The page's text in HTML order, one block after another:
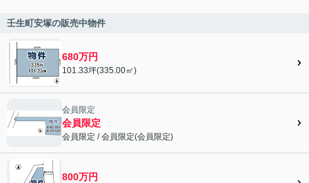
壬生町安塚の販売中物件
680万円
101.33坪(335.00㎡)
会員限定">
会員限定
会員限定
会員限定 /会員限定(会員限定)
800万円